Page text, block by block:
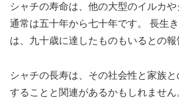
シャチの寿命は、他の大型のイルカや
通常は五十年から七十年です。 長生
は、九十歳に達したものもいるとの報
シャチの長寿は、その社会性と家族
することと関連があるかもしれません